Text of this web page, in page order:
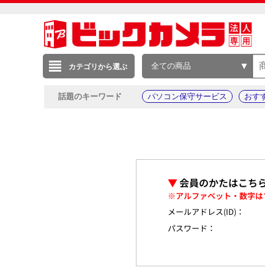
カテゴリから選ぶ 全ての商品
話題のキーワード パソコン保守サービス おす
▼会員のかたはこち
※アルファベット・数字は
メールアドレス(ID)：
パスワード：